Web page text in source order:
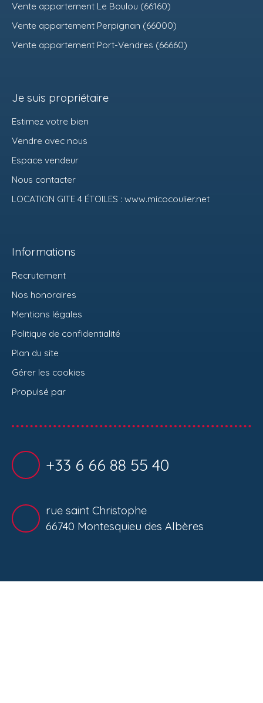
Vente appartement Le Boulou (66160)
Vente appartement Perpignan (66000)
Vente appartement Port-Vendres (66660)
Je suis propriétaire
Estimez votre bien
Vendre avec nous
Espace vendeur
Nous contacter
LOCATION GITE 4 ÉTOILES : www.micocoulier.net
Informations
Recrutement
Nos honoraires
Mentions légales
Politique de confidentialité
Plan du site
Gérer les cookies
Propulsé par
+33 6 66 88 55 40
rue saint Christophe
66740 Montesquieu des Albères